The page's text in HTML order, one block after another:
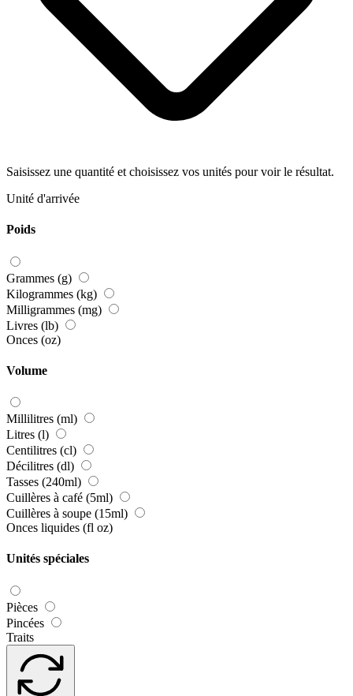
Saisissez une quantité et choisissez vos unités pour voir le résultat.
Unité d'arrivée
Poids
Grammes (g)
Kilogrammes (kg)
Milligrammes (mg)
Livres (lb)
Onces (oz)
Volume
Millilitres (ml)
Litres (l)
Centilitres (cl)
Décilitres (dl)
Tasses (240ml)
Cuillères à café (5ml)
Cuillères à soupe (15ml)
Onces liquides (fl oz)
Unités spéciales
Pièces
Pincées
Traits